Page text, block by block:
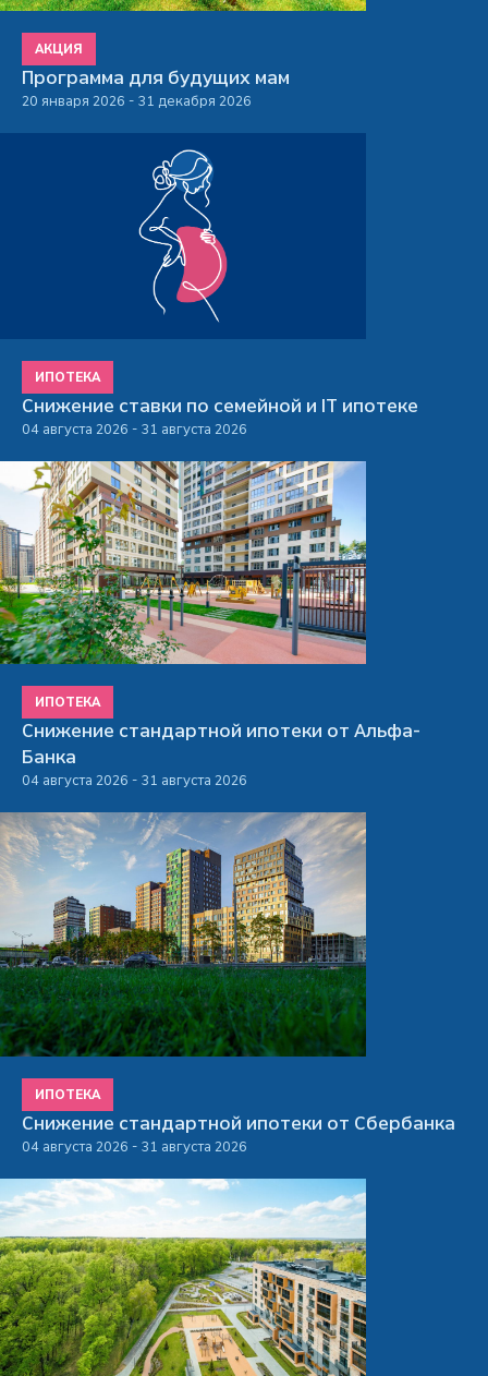
АКЦИЯ
Программа для будущих мам
20 января 2026 - 31 декабря 2026
ИПОТЕКА
Снижение ставки по семейной и IT ипотеке
04 августа 2026 - 31 августа 2026
ИПОТЕКА
Снижение стандартной ипотеки от Альфа-
Банка
04 августа 2026 - 31 августа 2026
ИПОТЕКА
Снижение стандартной ипотеки от Сбербанка
04 августа 2026 - 31 августа 2026